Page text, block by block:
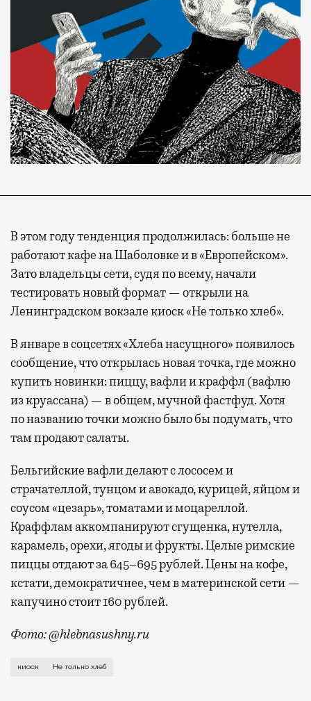
В этом году тенденция продолжилась: больше не
работают кафе на Шаболовке и в «Европейском».
Зато владельцы сети, судя по всему, начали
тестировать новый формат — открыли на
Ленинградском вокзале киоск «Не только хлеб».
В январе в соцсетях «Хлеба насущного» появилось
сообщение, что открылась новая точка, где можно
купить новинки: пиццу, вафли и краффл (вафлю
из круассана) — в общем, мучной фастфуд. Хотя
по названию точки можно было бы подумать, что
там продают салаты.
Бельгийские вафли делают с лососем и
страчателлой, тунцом и авокадо, курицей, яйцом и
соусом «цезарь», томатами и моцареллой.
Краффлам аккомпанируют сгущенка, нутелла,
карамель, орехи, ягоды и фрукты. Целые римские
пиццы отдают за 645–695 рублей. Цены на кофе,
кстати, демократичнее, чем в материнской сети —
капучино стоит 160 рублей.
Фото: @hlebnasushny.ru
Сеть «Хлеб насущный» массово закрывает кафе
киоск Не только хлеб